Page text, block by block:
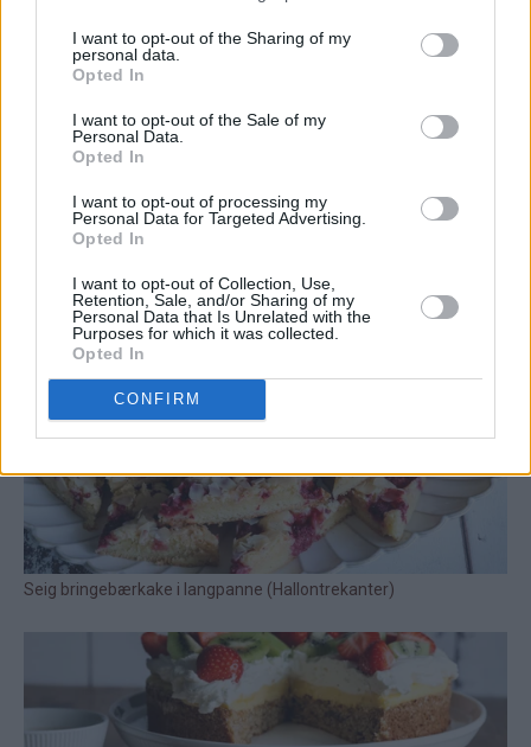
I want to opt-out of the Sharing of my
personal data.
Opted In
I want to opt-out of the Sale of my
Personal Data.
Opted In
I want to opt-out of processing my
Personal Data for Targeted Advertising.
Opted In
I want to opt-out of Collection, Use,
Retention, Sale, and/or Sharing of my
Personal Data that Is Unrelated with the
Purposes for which it was collected.
Opted In
CONFIRM